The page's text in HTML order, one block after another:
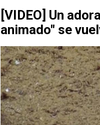
[VIDEO] Un
animado" se